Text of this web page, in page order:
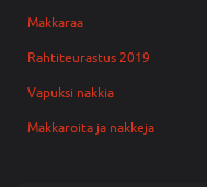
Makkaraa
Rahtiteurastus 2019
Vapuksi nakkia
Makkaroita ja nakkeja